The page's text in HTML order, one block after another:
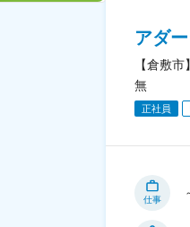
アダ
【倉敷
無
正社員
仕事